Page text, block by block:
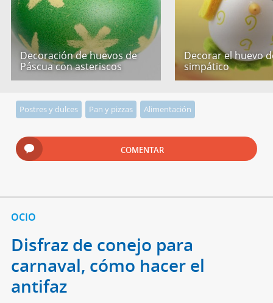
Decoración de huevos de
Páscua con asteriscos
Decorar el huevo
simpático
Postres y dulces Pan y pizzas Alimentación
COMENTAR
OCIO
Disfraz de conejo para
carnaval, cómo hacer el
antifaz